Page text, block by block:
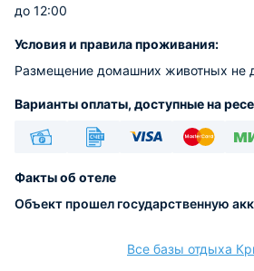
до 12:00
Условия и правила проживания:
Размещение домашних животных не
Варианты оплаты, доступные на
Факты об отеле
Объект прошел государственную
Все базы отдыха